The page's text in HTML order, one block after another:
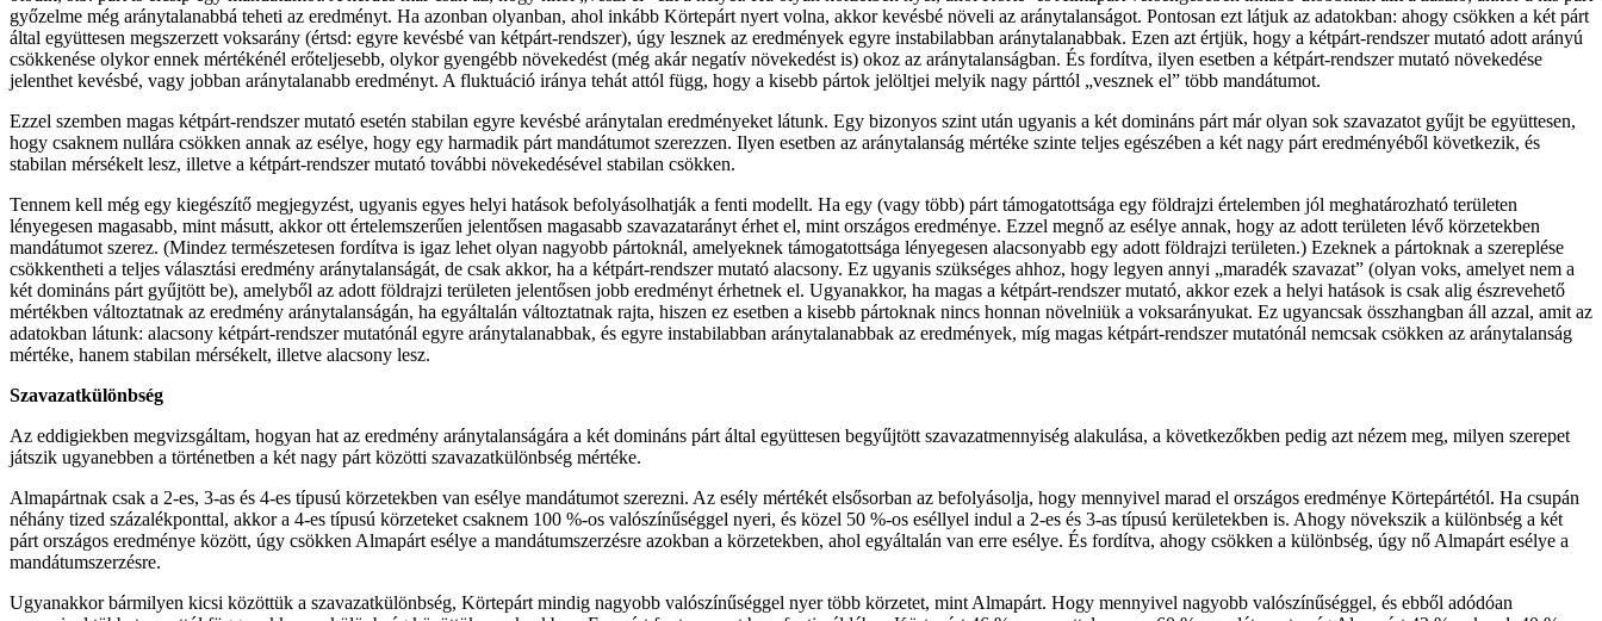
győzelme még aránytalanabbá teheti az eredményt. Ha azonban olyanban, ahol inkább Körtepárt nyert volna, akkor kevésbé növeli az aránytalanságot. Pontosan ezt látjuk az adatokban: ahogy csökken a két párt
által együttesen megszerzett voksarány (értsd: egyre kevésbé van kétpárt-rendszer), úgy lesznek az eredmények egyre instabilabban aránytalanabbak. Ezen azt értjük, hogy a kétpárt-rendszer mutató adott arányú
csökkenése olykor ennek mértékénél erőteljesebb, olykor gyengébb növekedést (még akár negatív növekedést is) okoz az aránytalanságban. És fordítva, ilyen esetben a kétpárt-rendszer mutató növekedése
jelenthet kevésbé, vagy jobban aránytalanabb eredményt. A fluktuáció iránya tehát attól függ, hogy a kisebb pártok jelöltjei melyik nagy párttól „vesznek el” több mandátumot.
Ezzel szemben magas kétpárt-rendszer mutató esetén stabilan egyre kevésbé aránytalan eredményeket látunk. Egy bizonyos szint után ugyanis a két domináns párt már olyan sok szavazatot gyűjt be együttesen,
hogy csaknem nullára csökken annak az esélye, hogy egy harmadik párt mandátumot szerezzen. Ilyen esetben az aránytalanság mértéke szinte teljes egészében a két nagy párt eredményéből következik, és
stabilan mérsékelt lesz, illetve a kétpárt-rendszer mutató további növekedésével stabilan csökken.
Tennem kell még egy kiegészítő megjegyzést, ugyanis egyes helyi hatások befolyásolhatják a fenti modellt. Ha egy (vagy több) párt támogatottsága egy földrajzi értelemben jól meghatározható területen
lényegesen magasabb, mint másutt, akkor ott értelemszerűen jelentősen magasabb szavazatarányt érhet el, mint országos eredménye. Ezzel megnő az esélye annak, hogy az adott területen lévő körzetekben
mandátumot szerez. (Mindez természetesen fordítva is igaz lehet olyan nagyobb pártoknál, amelyeknek támogatottsága lényegesen alacsonyabb egy adott földrajzi területen.) Ezeknek a pártoknak a szereplése
csökkentheti a teljes választási eredmény aránytalanságát, de csak akkor, ha a kétpárt-rendszer mutató alacsony. Ez ugyanis szükséges ahhoz, hogy legyen annyi „maradék szavazat” (olyan voks, amelyet nem a
két domináns párt gyűjtött be), amelyből az adott földrajzi területen jelentősen jobb eredményt érhetnek el. Ugyanakkor, ha magas a kétpárt-rendszer mutató, akkor ezek a helyi hatások is csak alig észrevehető
mértékben változtatnak az eredmény aránytalanságán, ha egyáltalán változtatnak rajta, hiszen ez esetben a kisebb pártoknak nincs honnan növelniük a voksarányukat. Ez ugyancsak összhangban áll azzal, amit az
adatokban látunk: alacsony kétpárt-rendszer mutatónál egyre aránytalanabbak, és egyre instabilabban aránytalanabbak az eredmények, míg magas kétpárt-rendszer mutatónál nemcsak csökken az aránytalanság
mértéke, hanem stabilan mérsékelt, illetve alacsony lesz.
Szavazatkülönbség
Az eddigiekben megvizsgáltam, hogyan hat az eredmény aránytalanságára a két domináns párt által együttesen begyűjtött szavazatmennyiség alakulása, a következőkben pedig azt nézem meg, milyen szerepet
játszik ugyanebben a történetben a két nagy párt közötti szavazatkülönbség mértéke.
Almapártnak csak a 2-es, 3-as és 4-es típusú körzetekben van esélye mandátumot szerezni. Az esély mértékét elsősorban az befolyásolja, hogy mennyivel marad el országos eredménye Körtepártétól. Ha csupán
néhány tized százalékponttal, akkor a 4-es típusú körzeteket csaknem 100 %-os valószínűséggel nyeri, és közel 50 %-os eséllyel indul a 2-es és 3-as típusú kerületekben is. Ahogy növekszik a különbség a két
párt országos eredménye között, úgy csökken Almapárt esélye a mandátumszerzésre azokban a körzetekben, ahol egyáltalán van erre esélye. És fordítva, ahogy csökken a különbség, úgy nő Almapárt esélye a
mandátumszerzésre.
Ugyanakkor bármilyen kicsi közöttük a szavazatkülönbség, Körtepárt mindig nagyobb valószínűséggel nyer több körzetet, mint Almapárt. Hogy mennyivel nagyobb valószínűséggel, és ebből adódóan